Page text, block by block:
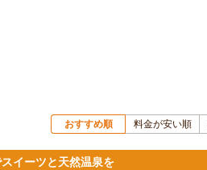
おすすめ順 料金が安い順
イーツと天然温泉を